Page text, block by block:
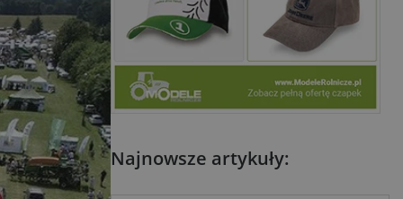
Najnowsze artykuły: